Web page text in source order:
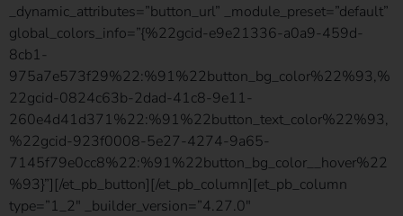
_dynamic_attributes=”button_url” _module_preset=”default”
global_colors_info=”{%22gcid-e9e21336-a0a9-459d-
8cb1-
975a7e573f29%22:%91%22button_bg_color%22%93,%
22gcid-0824c63b-2dad-41c8-9e11-
260e4d41d371%22:%91%22button_text_color%22%93,
%22gcid-923f0008-5e27-4274-9a65-
7145f79e0cc8%22:%91%22button_bg_color__hover%22
%93}”][/et_pb_button][/et_pb_column][et_pb_column
type=”1_2″ _builder_version=”4.27.0″